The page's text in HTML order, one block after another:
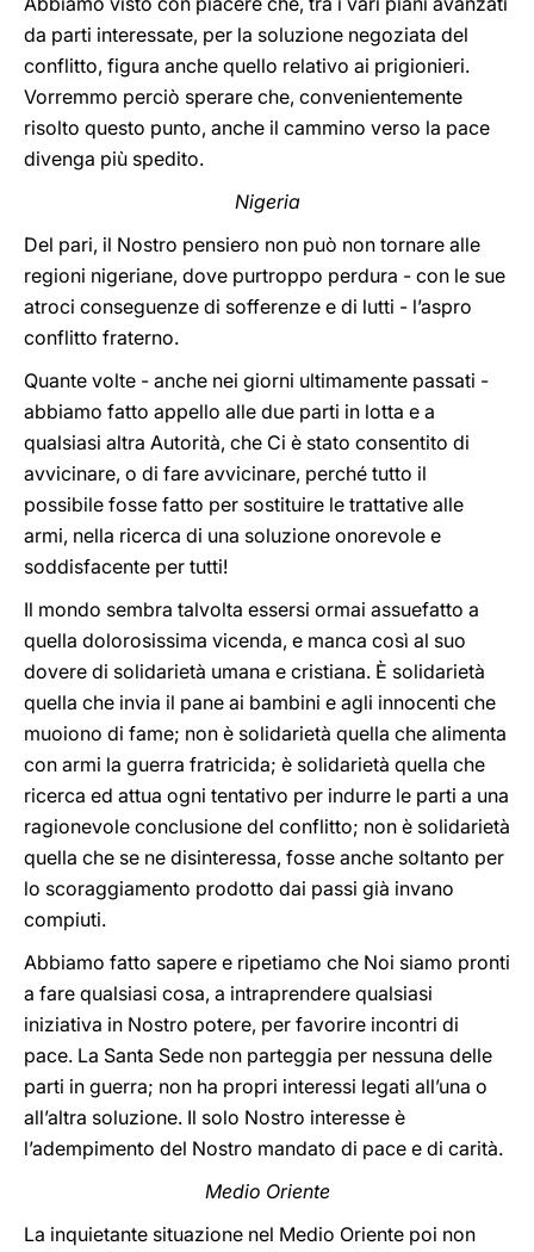
da parti interessate, per la soluzione negoziata del
conflitto, figura anche quello relativo ai prigionieri.
Vorremmo perciò sperare che, convenientemente
risolto questo punto, anche il cammino verso la pace
divenga più spedito.
Nigeria
Del pari, il Nostro pensiero non può non tornare alle
regioni nigeriane, dove purtroppo perdura - con le sue
atroci conseguenze di sofferenze e di lutti - l’aspro
conflitto fraterno.
Quante volte - anche nei giorni ultimamente passati -
abbiamo fatto appello alle due parti in lotta e a
qualsiasi altra Autorità, che Ci è stato consentito di
avvicinare, o di fare avvicinare, perché tutto il
possibile fosse fatto per sostituire le trattative alle
armi, nella ricerca di una soluzione onorevole e
soddisfacente per tutti!
Il mondo sembra talvolta essersi ormai assuefatto a
quella dolorosissima vicenda, e manca così al suo
dovere di solidarietà umana e cristiana. È solidarietà
quella che invia il pane ai bambini e agli innocenti che
muoiono di fame; non è solidarietà quella che alimenta
con armi la guerra fratricida; è solidarietà quella che
ricerca ed attua ogni tentativo per indurre le parti a una
ragionevole conclusione del conflitto; non è solidarietà
quella che se ne disinteressa, fosse anche soltanto per
lo scoraggiamento prodotto dai passi già invano
compiuti.
Abbiamo fatto sapere e ripetiamo che Noi siamo pronti
a fare qualsiasi cosa, a intraprendere qualsiasi
iniziativa in Nostro potere, per favorire incontri di
pace. La Santa Sede non parteggia per nessuna delle
parti in guerra; non ha propri interessi legati all’una o
all’altra soluzione. Il solo Nostro interesse è
l’adempimento del Nostro mandato di pace e di carità.
Medio Oriente
La inquietante situazione nel Medio Oriente poi non